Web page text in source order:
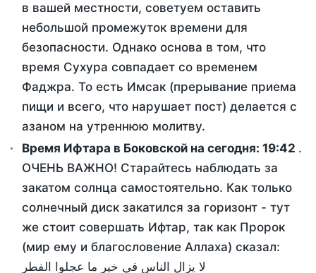
в вашей местности, советуем оставить
небольшой промежуток времени для
безопасности. Однако основа в том, что
время Сухура совпадает со временем
Фаджра. То есть Имсак (прерывание приема
пищи и всего, что нарушает пост) делается с
азаном на утреннюю молитву.
Время Ифтара в Боковской на сегодня: 19:42 .
ОЧЕНЬ ВАЖНО! Старайтесь наблюдать за
закатом солнца самостоятельно. Как только
солнечный диск закатился за горизонт - тут
же стоит совершать Ифтар, так как Пророк
(мир ему и благословение Аллаха) сказал:
لا يزال الناس في خير ما عجلوا الفطر